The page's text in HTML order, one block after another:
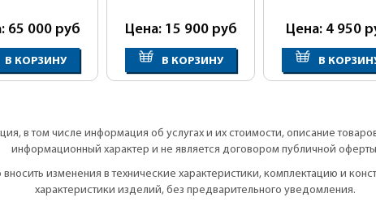
65 000 руб
В КОРЗИНУ
Цена: 15 900 руб
В КОРЗИНУ
Цена: 4 950
В
в том числе информация об услугах и их стоимости, описание
информационный характер и не является договором публичной
изменения в технические характеристики, комплектацию и
характеристики изделий, без предварительного уведомления.